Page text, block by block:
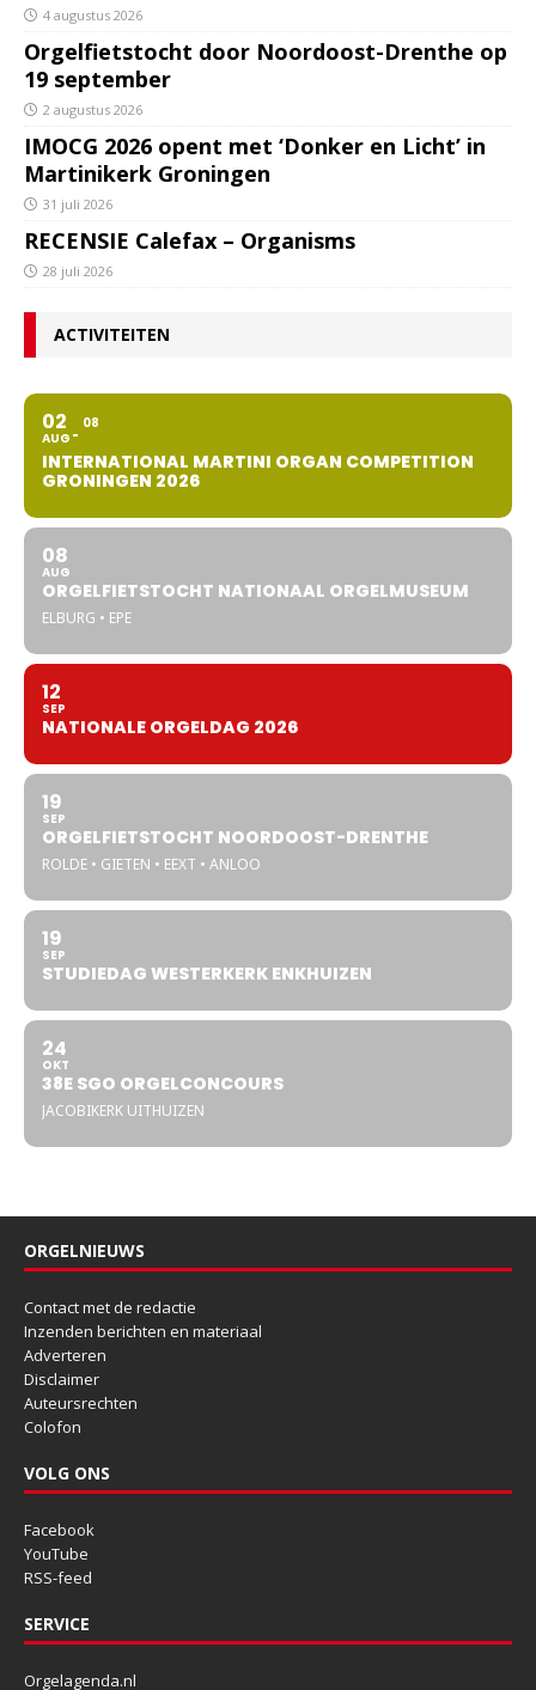
4 augustus 2026
Orgelfietstocht door Noordoost-Drenthe op
19 september
2 augustus 2026
IMOCG 2026 opent met ‘Donker en Licht’ in
Martinikerk Groningen
31 juli 2026
RECENSIE Calefax – Organisms
28 juli 2026
ACTIVITEITEN
02
AUG
08
INTERNATIONAL MARTINI ORGAN COMPETITION
GRONINGEN 2026
08
AUG
ORGELFIETSTOCHT NATIONAAL ORGELMUSEUM
ELBURG • EPE
12
SEP
NATIONALE ORGELDAG 2026
19
SEP
ORGELFIETSTOCHT NOORDOOST-DRENTHE
ROLDE • GIETEN • EEXT • ANLOO
19
SEP
STUDIEDAG WESTERKERK ENKHUIZEN
24
OKT
38E SGO ORGELCONCOURS
JACOBIKERK UITHUIZEN
ORGELNIEUWS
Contact met de redactie
Inzenden berichten en materiaal
Adverteren
Disclaimer
Auteursrechten
Colofon
VOLG ONS
Facebook
YouTube
RSS-feed
SERVICE
Orgelagenda.nl